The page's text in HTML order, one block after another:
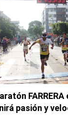
FARRERA
pasión y